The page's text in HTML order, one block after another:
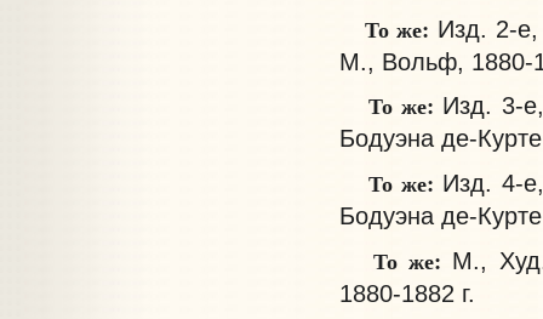
То же: Изд. 2-
М., Вольф, 1880-
То же: Изд. 3-
Бодуэна де-
То же: Изд. 4-
Бодуэна де-
То же: М.,
1880-1882 г.